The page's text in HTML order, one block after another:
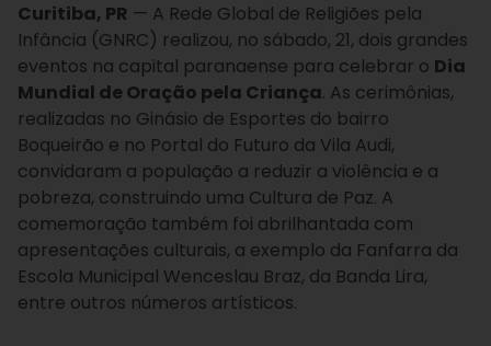
Curitiba, PR — A Rede Global de Religiões pela
Infância (GNRC) realizou, no sábado, 21, dois grandes
eventos na capital paranaense para celebrar o Dia
Mundial de Oração pela Criança. As cerimônias,
realizadas no Ginásio de Esportes do bairro
Boqueirão e no Portal do Futuro da Vila Audi,
convidaram a população a reduzir a violência e a
pobreza, construindo uma Cultura de Paz. A
comemoração também foi abrilhantada com
apresentações culturais, a exemplo da Fanfarra da
Escola Municipal Wenceslau Braz, da Banda Lira,
entre outros números artísticos.